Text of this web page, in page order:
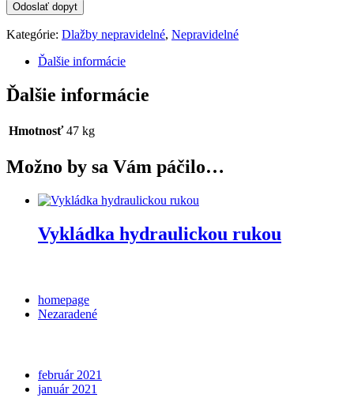
Kategórie: Dlažby nepravidelné, Nepravidelné
Ďalšie informácie
Ďalšie informácie
Hmotnosť 47 kg
Možno by sa Vám páčilo…
Vykládka hydraulickou rukou
homepage
Nezaradené
február 2021
január 2021